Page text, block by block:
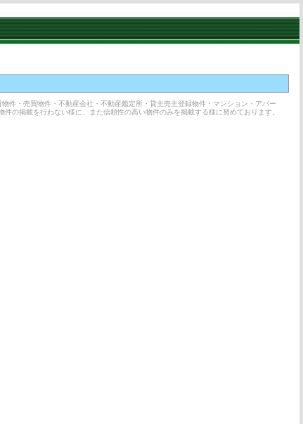
件・売買物件・不動産会社・不動産鑑定所・貸主売主登録物件・マンション・アパー
の掲載を行わない様に、また信頼性の高い物件のみを掲載する様に努めております。